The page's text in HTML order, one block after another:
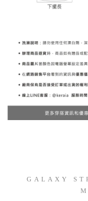
GALAXY